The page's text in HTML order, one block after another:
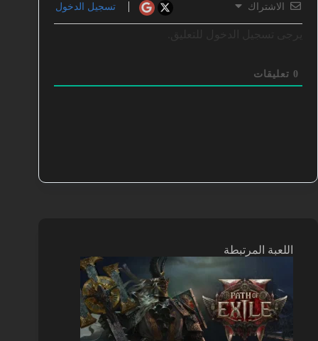
الاشتراك تسجيل الدخول
0 تعليقات
اللعبة المرتبطة